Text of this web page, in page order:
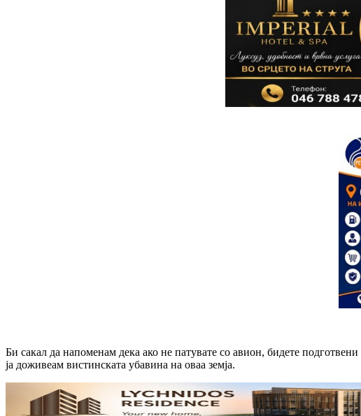
Би сакал да напоменам дека ако не патувате со авион, бидете
ја доживеам вистинската убавина на оваа земја.